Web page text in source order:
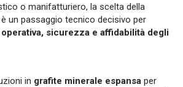
o manifatturiero, la scelta della
un passaggio tecnico decisivo per
sicurezza e affidabilità degli
in grafite minerale espansa per